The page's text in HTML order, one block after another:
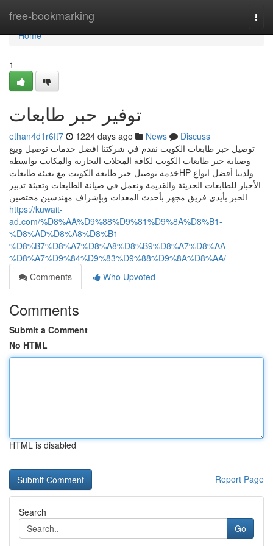
free-bookmarking
Home
Home
1
توفير حبر طابعات
ethan4d1r6ft7 1224 days ago News
Discuss
توصيل حبر طابعات الكويت نقدم في شركتنا افضل خدمات توصيل وبيع
وصيانة حبر طابعات الكويت لكافة المحلات التجارية والمكاتب بواسطة
خدمة توصيل حبر طابعة الكويت مع تعبئة طابعاتHP ولدينا أفضل انواع
الأحبار للطابعات الحديثة والقديمة ونعمل في صيانة الطابعات وتعبئة تدبير
الحبر بأيدي فريق مجهز بأحدث المعدات وبإشراف مهندسين مختصين
https://kuwait-
ad.com/%D8%AA%D9%88%D9%81%D9%8A%D8%B1-
%D8%AD%D8%A8%D8%B1-
%D8%B7%D8%A7%D8%A8%D8%B9%D8%A7%D8%AA-
%D8%A7%D9%84%D9%83%D9%88%D9%8A%D8%AA/
Comments
Who Upvoted
Comments
Submit a Comment
No HTML
HTML is disabled
Report Page
Search
Go